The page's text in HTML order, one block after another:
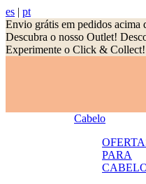
es | pt
Envio grátis em pedidos acima
Descubra o nosso Outlet!
Experimente o Click & Collect!
Cabelo
PARA